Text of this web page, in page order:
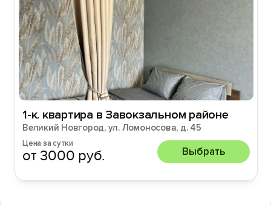
1-к. квартира в Завокзальном районе
Великий Новгород, ул. Ломоносова, д. 45
Цена за сутки
от 3000 руб. Выбрать